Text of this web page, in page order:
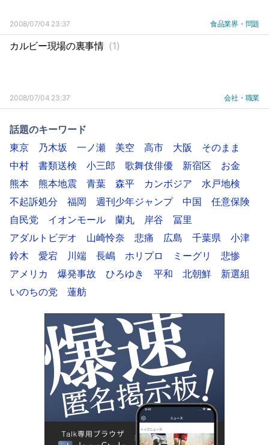
2008/07/04 23:37 食品業界・問題
カルビー現場の裏事情 (1)
2008/07/04 23:37 会社・職業
話題のキーワード
東京
乃木坂 一ノ瀬 美空 高市 大阪
そのまま
中村
書類送検 小三郎 歌舞伎俳優 新宿区
お金
熊本
熊本地震 青葉 森平 カンボジア
水戸地検
不起訴処分
福岡 週刊少年ジャンプ 中国
任意保険
自民党
イオンモール 蘭丸 岸谷
冨里
アダルトビデオ
山崎怜奈 悲痛 広島 千葉県
小津
鈴木
愛宕 川端 長嶋 ホリプロ ミーグリ
悲惨
アメリカ
爆発事故 ひろゆき 平和 北朝鮮
新選組
いのちの党
蓮舫